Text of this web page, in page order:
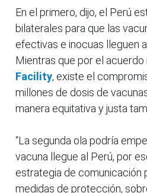
En el primero, dijo, el Perú
bilaterales para que las
efectivas e inocuas lleguen
Mientras que por el acuerdo
Facility, existe el
millones de dosis de
manera equitativa y justa
“La segunda ola podría
vacuna llegue al Perú, por
estrategia de comunicación
medidas de protección,